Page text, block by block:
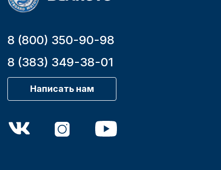
8 (800) 350-90-98
8 (383) 349-38-01
Написать нам